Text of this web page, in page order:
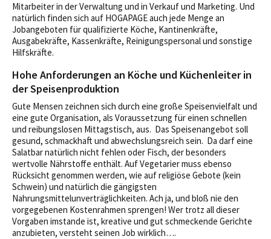
Mitarbeiter in der Verwaltung und in Verkauf und Marketing. Und
natürlich finden sich auf HOGAPAGE auch jede Menge an
Jobangeboten für qualifizierte Köche, Kantinenkräfte,
Ausgabekräfte, Kassenkräfte, Reinigungspersonal und sonstige
Hilfskräfte.
Hohe Anforderungen an Köche und Küchenleiter in
der Speisenproduktion
Gute Mensen zeichnen sich durch eine große Speisenvielfalt und
eine gute Organisation, als Voraussetzung für einen schnellen
und reibungslosen Mittagstisch, aus. Das Speisenangebot soll
gesund, schmackhaft und abwechslungsreich sein. Da darf eine
Salatbar natürlich nicht fehlen oder Fisch, der besonders
wertvolle Nährstoffe enthält. Auf Vegetarier muss ebenso
Rücksicht genommen werden, wie auf religiöse Gebote (kein
Schwein) und natürlich die gängigsten
Nahrungsmittelunverträglichkeiten. Ach ja, und bloß nie den
vorgegebenen Kostenrahmen sprengen! Wer trotz all dieser
Vorgaben imstande ist, kreative und gut schmeckende Gerichte
anzubieten, versteht seinen Job wirklich….